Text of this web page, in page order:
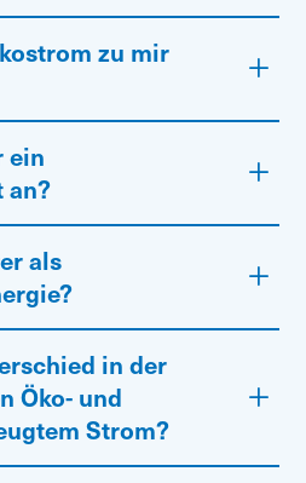
zu mir
ein
an?
als
in der
Öko- und
Strom?